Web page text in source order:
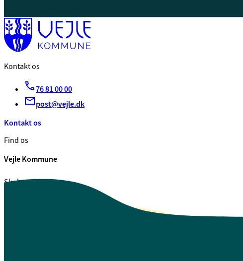
Kontakt os
76 81 00 00
post@vejle.dk
Kontakt os
Find os
Vejle Kommune
Skolegade 1